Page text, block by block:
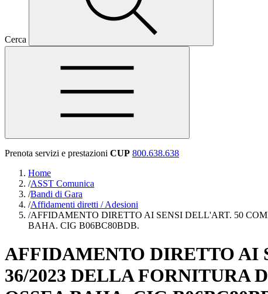
Cerca
Prenota servizi e prestazioni CUP 800.638.638
Home
/ASST Comunica
/Bandi di Gara
/Affidamenti diretti / Adesioni
/AFFIDAMENTO DIRETTO AI SENSI DELL'ART. 50
BAHA. CIG B06BC80BDB.
AFFIDAMENTO DIRETTO AI
36/2023 DELLA FORNITURA